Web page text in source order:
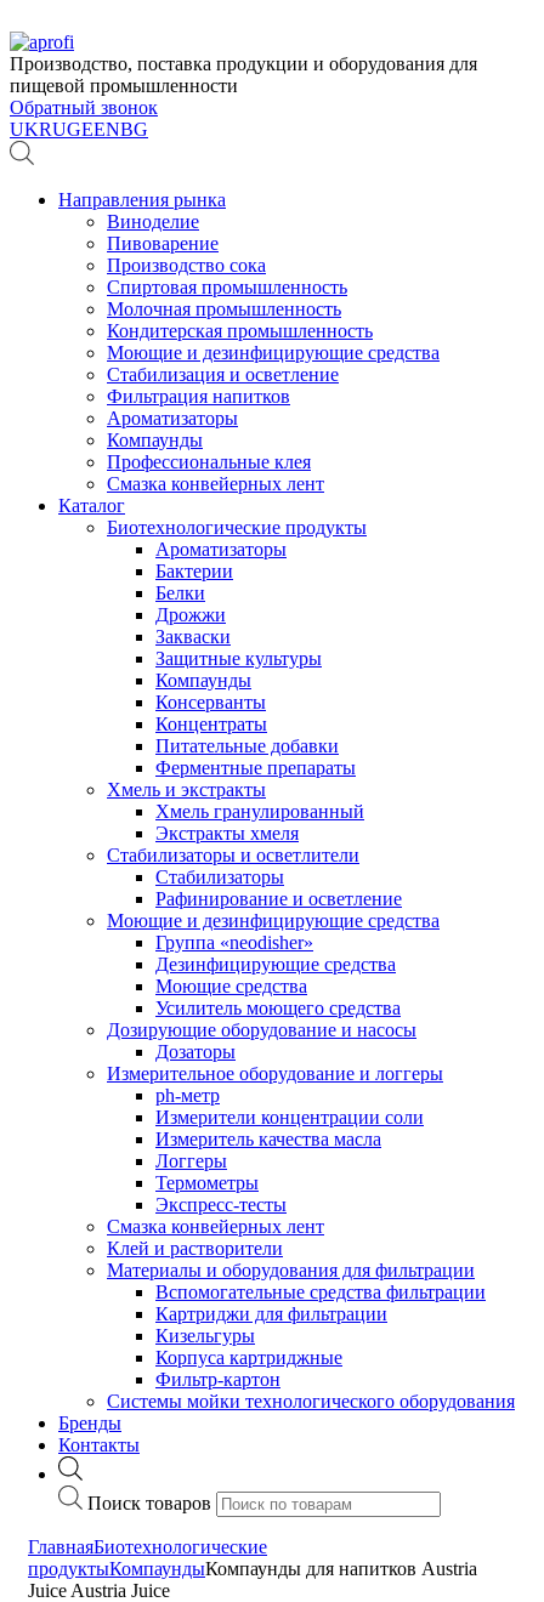
Производство, поставка продукции и оборудования для
пищевой промышленности
Обратный звонок
UKRUGEENBG
Направления рынка
Виноделие
Пивоварение
Производство сока
Спиртовая промышленность
Молочная промышленность
Кондитерская промышленность
Моющие и дезинфицирующие средства
Стабилизация и осветление
Фильтрация напитков
Ароматизаторы
Компаунды
Профессиональные клея
Смазка конвейерных лент
Каталог
Биотехнологические продукты
Ароматизаторы
Бактерии
Белки
Дрожжи
Закваски
Защитные культуры
Компаунды
Консерванты
Концентраты
Питательные добавки
Ферментные препараты
Хмель и экстракты
Хмель гранулированный
Экстракты хмеля
Cтабилизаторы и осветлители
Стабилизаторы
Рафинирование и осветление
Моющие и дезинфицирующие средства
Группа «neodisher»
Дезинфицирующие средства
Моющие средства
Усилитель моющего средства
Дозирующие оборудование и насосы
Дозаторы
Измерительное оборудование и логгеры
ph-метр
Измерители концентрации соли
Измеритель качества масла
Логгеры
Термометры
Экспресс-тесты
Cмазка конвейерных лент
Клей и растворители
Материалы и оборудования для фильтрации
Вспомогательные средства фильтрации
Картриджи для фильтрации
Кизельгуры
Корпуса картриджные
Фильтр-картон
Системы мойки технологического оборудования
Бренды
Контакты
Поиск товаров
ГлавнаяБиотехнологические
продуктыКомпаундыКомпаунды для напитков Austria
Juice Austria Juice